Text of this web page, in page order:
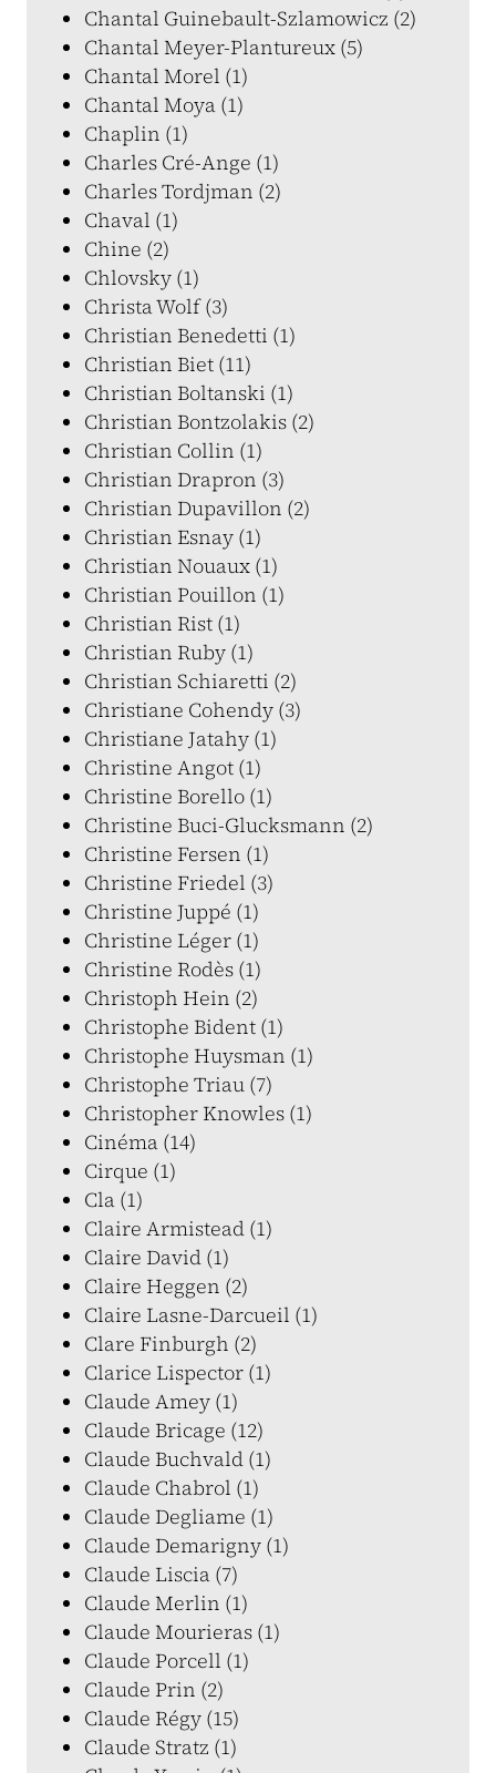
Chantal Guinebault-Szlamowicz (2)
Chantal Meyer-Plantureux (5)
Chantal Morel (1)
Chantal Moya (1)
Chaplin (1)
Charles Cré-Ange (1)
Charles Tordjman (2)
Chaval (1)
Chine (2)
Chlovsky (1)
Christa Wolf (3)
Christian Benedetti (1)
Christian Biet (11)
Christian Boltanski (1)
Christian Bontzolakis (2)
Christian Collin (1)
Christian Drapron (3)
Christian Dupavillon (2)
Christian Esnay (1)
Christian Nouaux (1)
Christian Pouillon (1)
Christian Rist (1)
Christian Ruby (1)
Christian Schiaretti (2)
Christiane Cohendy (3)
Christiane Jatahy (1)
Christine Angot (1)
Christine Borello (1)
Christine Buci-Glucksmann (2)
Christine Fersen (1)
Christine Friedel (3)
Christine Juppé (1)
Christine Léger (1)
Christine Rodès (1)
Christoph Hein (2)
Christophe Bident (1)
Christophe Huysman (1)
Christophe Triau (7)
Christopher Knowles (1)
Cinéma (14)
Cirque (1)
Cla (1)
Claire Armistead (1)
Claire David (1)
Claire Heggen (2)
Claire Lasne-Darcueil (1)
Clare Finburgh (2)
Clarice Lispector (1)
Claude Amey (1)
Claude Bricage (12)
Claude Buchvald (1)
Claude Chabrol (1)
Claude Degliame (1)
Claude Demarigny (1)
Claude Liscia (7)
Claude Merlin (1)
Claude Mourieras (1)
Claude Porcell (1)
Claude Prin (2)
Claude Régy (15)
Claude Stratz (1)